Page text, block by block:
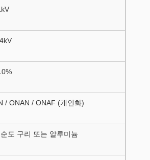
/ ONAN / ONAF (개인화)
순도 구리 또는 알루미늄